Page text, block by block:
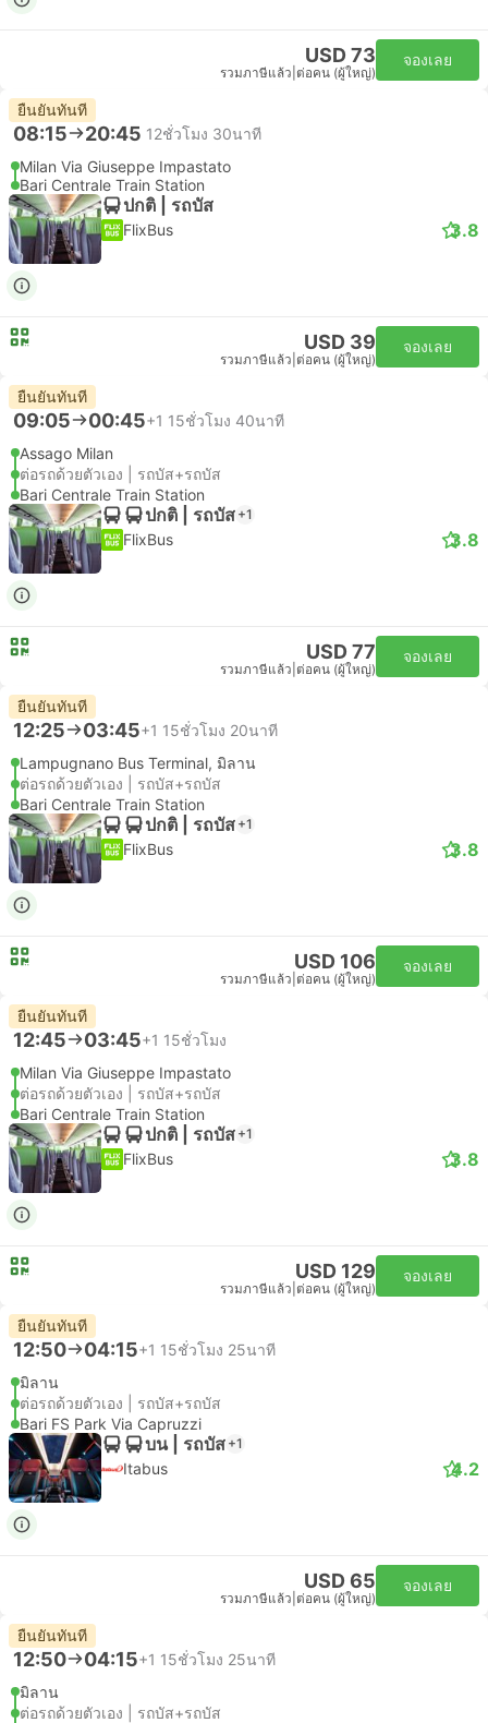
USD 73
รวมภาษีแล้ว ต่อคน (ผู้ใหญ่)
จองเลย
ยืนยันทันที
08:15 20:45 12ชั่วโมง 30นาที
Milan Via Giuseppe Impastato
Bari Centrale Train Station
ปกติ | รถบัส
FlixBus 3.8
USD 39
รวมภาษีแล้ว ต่อคน (ผู้ใหญ่)
จองเลย
ยืนยันทันที
09:05 00:45+1 15ชั่วโมง 40นาที
Assago Milan
ต่อรถด้วยตัวเอง | รถบัส+รถบัส
Bari Centrale Train Station
ปกติ | รถบัส +1
FlixBus 3.8
USD 77
รวมภาษีแล้ว ต่อคน (ผู้ใหญ่)
จองเลย
ยืนยันทันที
12:25 03:45+1 15ชั่วโมง 20นาที
Lampugnano Bus Terminal, มิลาน
ต่อรถด้วยตัวเอง | รถบัส+รถบัส
Bari Centrale Train Station
ปกติ | รถบัส +1
FlixBus 3.8
USD 106
รวมภาษีแล้ว ต่อคน (ผู้ใหญ่)
จองเลย
ยืนยันทันที
12:45 03:45+1 15ชั่วโมง
Milan Via Giuseppe Impastato
ต่อรถด้วยตัวเอง | รถบัส+รถบัส
Bari Centrale Train Station
ปกติ | รถบัส +1
FlixBus 3.8
USD 129
รวมภาษีแล้ว ต่อคน (ผู้ใหญ่)
จองเลย
ยืนยันทันที
12:50 04:15+1 15ชั่วโมง 25นาที
มิลาน
ต่อรถด้วยตัวเอง | รถบัส+รถบัส
Bari FS Park Via Capruzzi
บน | รถบัส +1
Itabus 4.2
USD 65
รวมภาษีแล้ว ต่อคน (ผู้ใหญ่)
จองเลย
ยืนยันทันที
12:50 04:15+1 15ชั่วโมง 25นาที
มิลาน
ต่อรถด้วยตัวเอง | รถบัส+รถบัส